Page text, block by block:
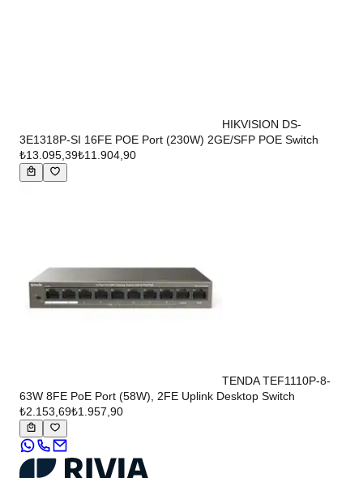
HIKVISION DS-
3E1318P-SI 16FE POE Port (230W) 2GE/SFP POE Switch
₺13.095,39₺11.904,90
TENDA TEF1110P-8-
63W 8FE PoE Port (58W), 2FE Uplink Desktop Switch
₺2.153,69₺1.957,90